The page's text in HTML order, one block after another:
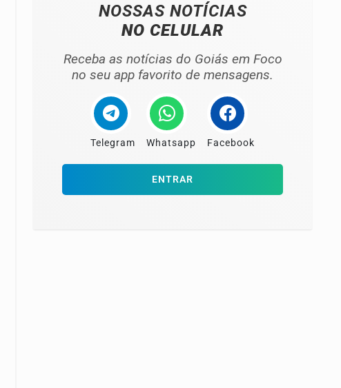
NOSSAS NOTÍCIAS
NO CELULAR
Receba as notícias do Goiás em Foco
no seu app favorito de mensagens.
Telegram Whatsapp Facebook
ENTRAR